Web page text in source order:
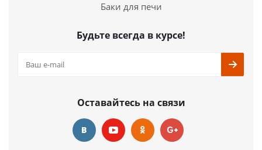
Баки для печи
Будьте всегда в курсе!
Оставайтесь на связи